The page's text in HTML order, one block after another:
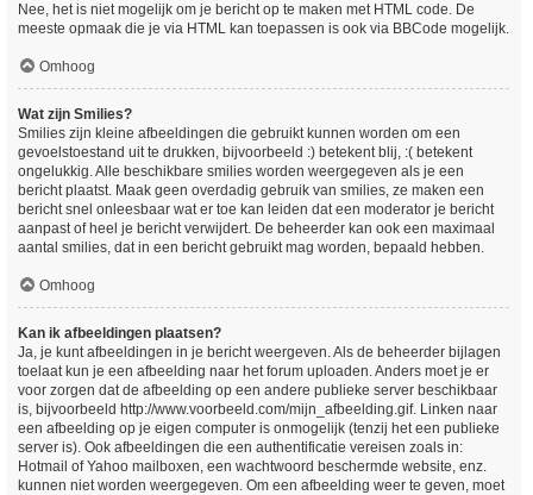
Nee, het is niet mogelijk om je bericht op te maken met HTML code. De
meeste opmaak die je via HTML kan toepassen is ook via BBCode mogelijk.
Omhoog
Wat zijn Smilies?
Smilies zijn kleine afbeeldingen die gebruikt kunnen worden om een
gevoelstoestand uit te drukken, bijvoorbeeld :) betekent blij, :( betekent
ongelukkig. Alle beschikbare smilies worden weergegeven als je een
bericht plaatst. Maak geen overdadig gebruik van smilies, ze maken een
bericht snel onleesbaar wat er toe kan leiden dat een moderator je bericht
aanpast of heel je bericht verwijdert. De beheerder kan ook een maximaal
aantal smilies, dat in een bericht gebruikt mag worden, bepaald hebben.
Omhoog
Kan ik afbeeldingen plaatsen?
Ja, je kunt afbeeldingen in je bericht weergeven. Als de beheerder bijlagen
toelaat kun je een afbeelding naar het forum uploaden. Anders moet je er
voor zorgen dat de afbeelding op een andere publieke server beschikbaar
is, bijvoorbeeld http://www.voorbeeld.com/mijn_afbeelding.gif. Linken naar
een afbeelding op je eigen computer is onmogelijk (tenzij het een publieke
server is). Ook afbeeldingen die een authentificatie vereisen zoals in:
Hotmail of Yahoo mailboxen, een wachtwoord beschermde website, enz.
kunnen niet worden weergegeven. Om een afbeelding weer te geven, moet